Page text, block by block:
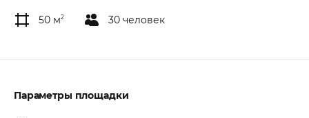
50 м2 30 человек
Параметры площадки